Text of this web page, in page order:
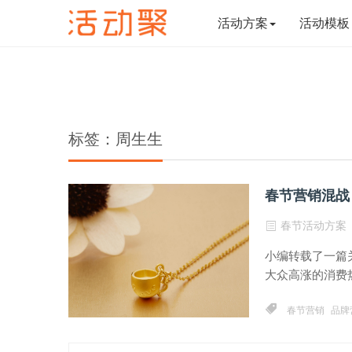
活动方案 活动模板
标签：周生生
春节营销混
春节活动方案
小编转载了一篇
大众高涨的消费
春节营销 品牌